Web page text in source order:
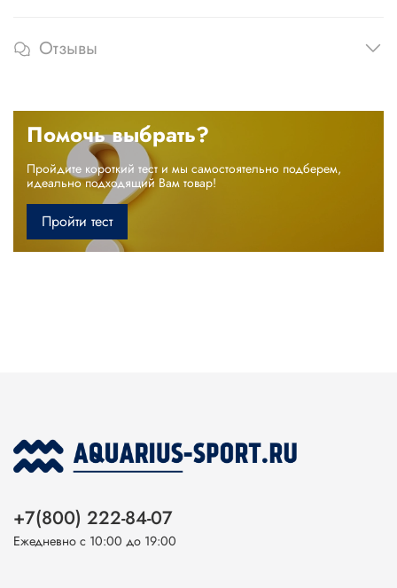
Отзывы
Помочь выбрать?
Пройдите короткий тест и мы самостоятельно подберем,
идеально подходящий Вам товар!
Пройти тест
+7(800) 222-84-07
Ежедневно с 10:00 до 19:00